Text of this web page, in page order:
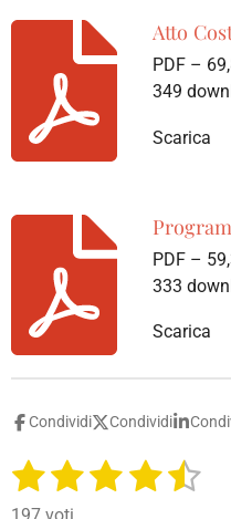
Atto
PDF –
349
Scarica
PDF –
333
Scarica
Condividi Condividi
V
a
1 2 3 4 5
I